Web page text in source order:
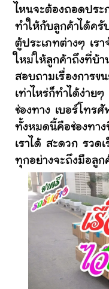
ไหนจะต้องถอดปร
ทำให้กับลูกค้าได้ครั
ตู้ประเภทต่างๆ เร
ใหม่ให้ลูกค้าถึงที่บ้า
สอบถามเรื่องการข
เท่าไหร่ก็ทำได้ง่าย
ช่องทาง เบอร์โทร
ทั้งหมดนี้คือช่องทา
เราได้ สะดวก รวด
ทุกอย่างจะถึงมือลู